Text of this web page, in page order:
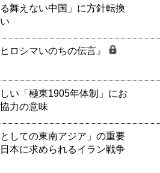
舞えない中国」に方針転換
ロシマいのちの伝言』
い「極東1905年体制」にお
力の意味
しての東南アジア」の重要
本に求められるイラン戦争